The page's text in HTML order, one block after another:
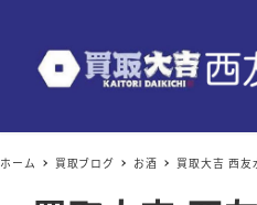
ホーム 買取ブログ お酒 買取大吉 西友